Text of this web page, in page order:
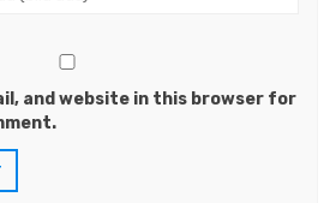
and website in this browser for